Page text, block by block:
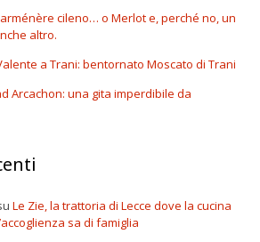
cileno… o Merlot e, perché no, un
altro.
a Trani: bentornato Moscato di Trani
Arcachon: una gita imperdibile da
Le Zie, la trattoria di Lecce dove la cucina
sa di famiglia